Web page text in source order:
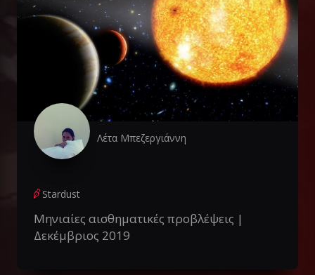
Λέτα Μπεζεργιάννη
Stardust
Μηνιαίες αισθηματικές προβλέψεις |
Δεκέμβριος 2019